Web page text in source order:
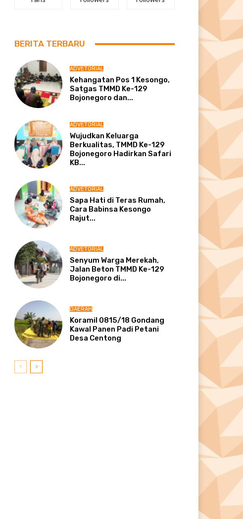
BERITA TERBARU
ADVETORIAL
Kehangatan Pos 1 Kesongo,
Satgas TMMD Ke-129
Bojonegoro dan...
ADVETORIAL
Wujudkan Keluarga
Berkualitas, TMMD Ke-129
Bojonegoro Hadirkan Safari
KB...
ADVETORIAL
Sapa Hati di Teras Rumah,
Cara Babinsa Kesongo
Rajut...
ADVETORIAL
Senyum Warga Merekah,
Jalan Beton TMMD Ke-129
Bojonegoro di...
DAERAH
Koramil 0815/18 Gondang
Kawal Panen Padi Petani
Desa Centong